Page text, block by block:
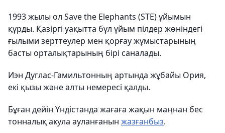
1993 жылы ол Save the Elephants (STE) ұйымын
құрды. Қазіргі уақытта бұл ұйым пілдер жөніндегі
ғылыми зерттеулер мен қорғау жұмыстарының
басты орталықтарының бірі саналады.
Иэн Дуглас-Гамильтонның артында жұбайы Ория,
екі қызы және алты немересі қалды.
Бұған дейін Үндістанда жағаға жақын маңнан бес
тонналық акула ауланғанын жазғанбыз.